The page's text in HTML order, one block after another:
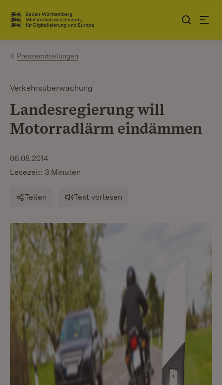
Zum Inhalt springen
Link zur Startseite
Pressemitteilungen
Verkehrsüberwachung
Landesregierung will
Motorradlärm eindämmen
06.08.2014
Lesezeit: 3 Minuten
Teilen Text vorlesen